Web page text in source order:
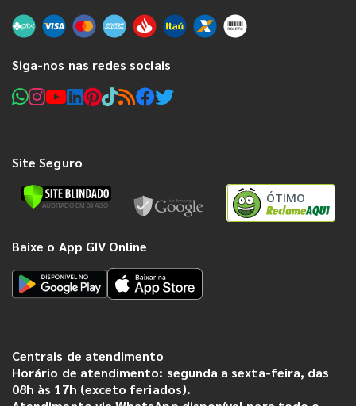
Siga-nos nas redes sociais
Site Seguro
ÓTIMO
Baixe o App GIV Online
Centrais de atendimento
Horário de atendimento: segunda a sexta-feira, das
08h às 17h (exceto feriados).